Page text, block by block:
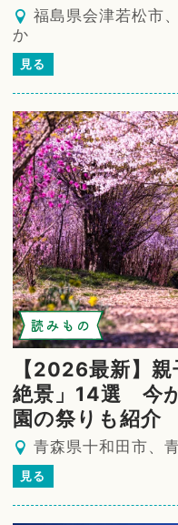
福島県会津若松市
か
見る
読みもの
【2026最新】
絶景」14選 今
園の祭りも紹介
青森県十和田市、
見る